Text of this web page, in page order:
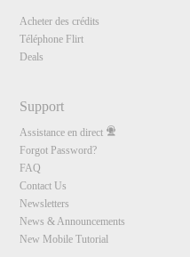
Acheter des crédits
Téléphone Flirt
Deals
Support
Assistance en direct
Forgot Password?
FAQ
Contact Us
Newsletters
News & Announcements
New Mobile Tutorial